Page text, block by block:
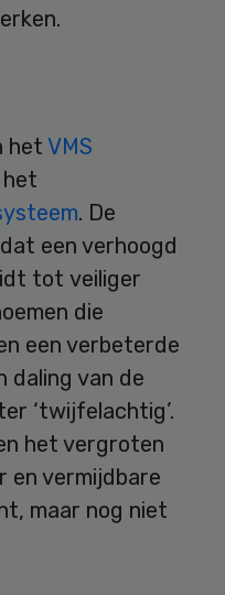
het VMS
het
. De
een verhoogd
tot veiliger
die
een verbeterde
daling van de
‘twijfelachtig’.
het vergroten
en vermijdbare
maar nog niet